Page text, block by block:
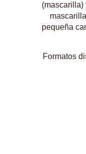
(mascarilla)
pequeña
Formatos